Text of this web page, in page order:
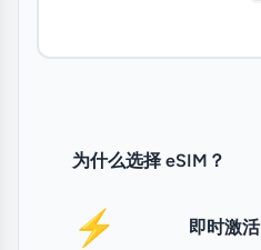
为什么选择 eSIM？
⚡ 即时激活